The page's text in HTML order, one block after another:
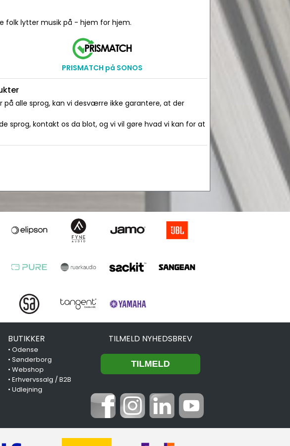
folk lytter musik på - hjem for hjem.
PRISMATCH på SONOS
alle sprog, kan vi desværre ikke garantere, at der
sprog, kontakt os da blot, og vi vil gøre hvad vi kan for at
BUTIKKER
•Odense
•Sønderborg
•Webshop
•Erhvervssalg / B2B
•Udlejning
TILMELD NYHEDSBREV